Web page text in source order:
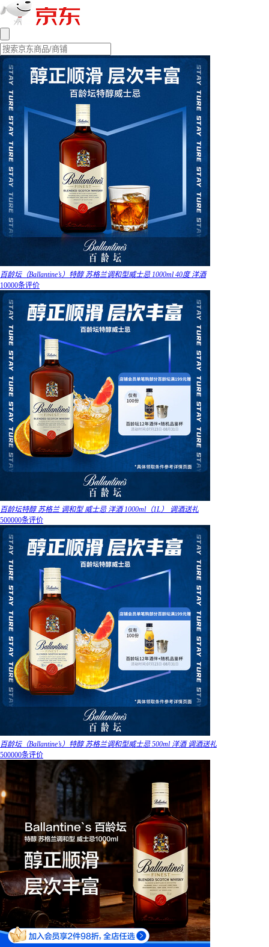
百龄坛（Ballantine’s）特醇 苏格兰调和型威士忌 1000ml 40度 洋酒
10000条评价
百龄坛特醇 苏格兰 调和型 威士忌 洋酒 1000ml（1L） 调酒送礼
500000条评价
百龄坛（Ballantine’s）特醇 苏格兰调和型威士忌 500ml 洋酒 调酒送礼
500000条评价